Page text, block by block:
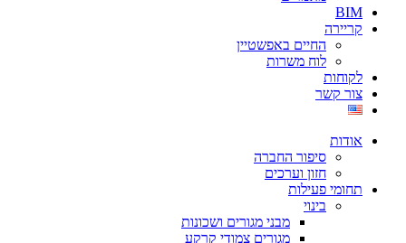
BIM
קריירה
החיים באפשטיין
לוח משרות
לקוחות
צור קשר
אודות
סיפור החברה
חזון וערכים
תחומי פעילות
בינוי
מבני מגורים ושכונות
מגורים צמודי קרקע